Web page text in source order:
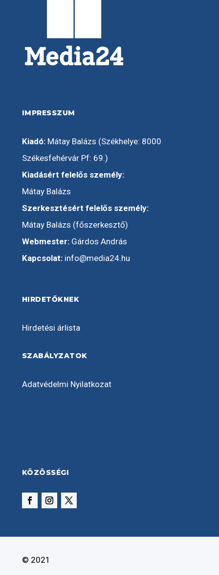
IMPRESSZUM
Kiadó:Mátay Balázs (Székhelye: 8000
Székesfehérvár Pf: 69.)
Kiadásért felelős személy:
Mátay Balázs
Szerkesztésért felelős személy:
Mátay Balázs (főszerkesztő)
Webmester:Gárdos András
Kapcsolat: info@media24.hu
HIRDETŐKNEK
Hirdetési árlista
SZABÁLYZATOK
Adatvédelmi Nyilatkozat
KÖZÖSSÉGI
© 2021